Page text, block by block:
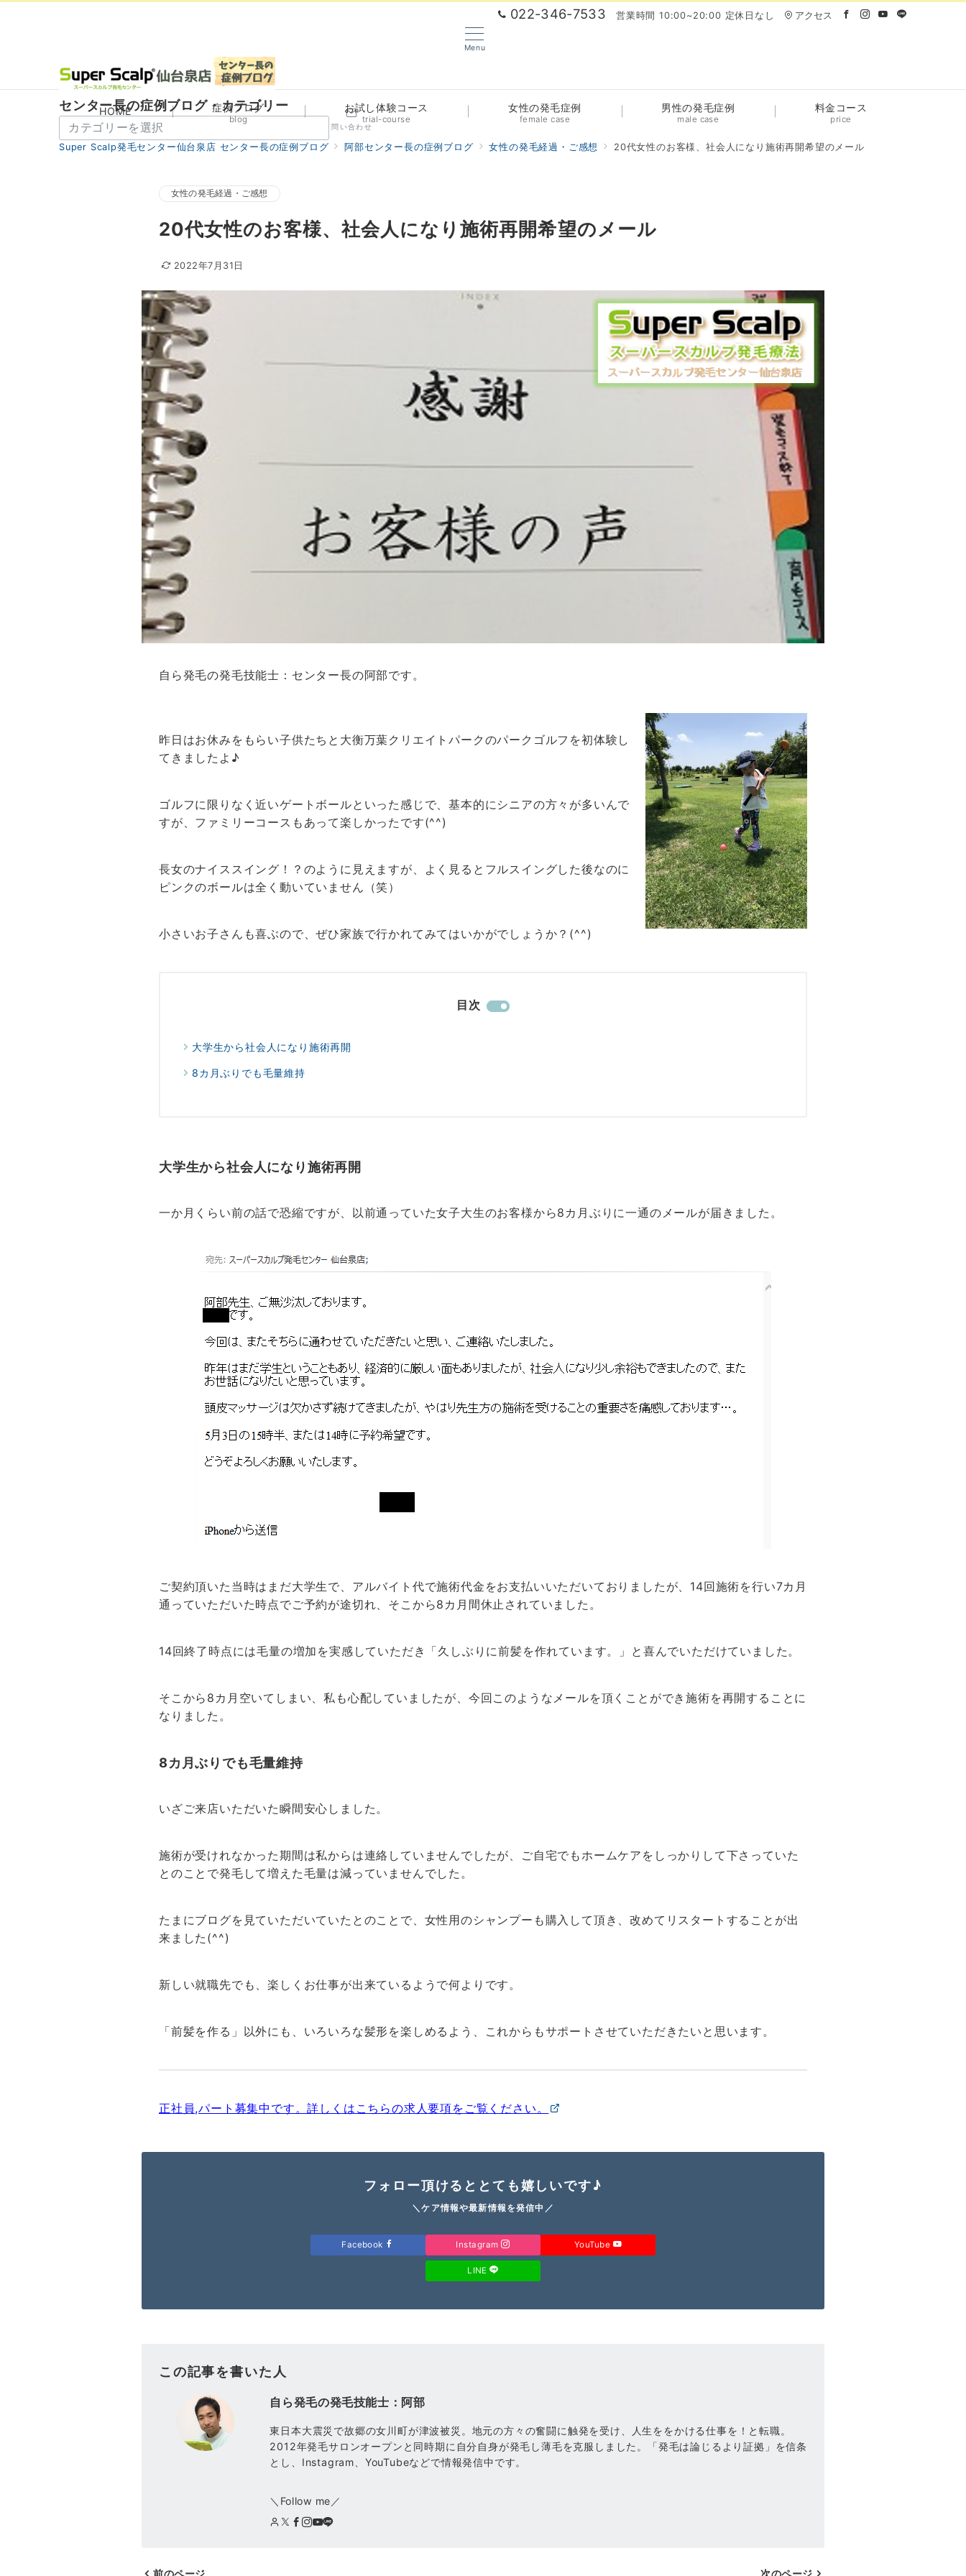
022-346-7533 営業時間 10:00~20:00 定休日なし アクセス
Menu
センター長の症例ブログ・カテゴリー
セ
ン
問い合わせ
HOME 症例ブログ
blog
お試し体験コース
trial-course
女性の発毛症例
female case
男性の発毛症例
male case
料金コース
price
Super Scalp発毛センター仙台泉店 センター長の症例ブログ 阿部センター長の症例ブログ 女性の発毛経過・ご感想 20代女性のお客様、社会人になり施術再開希望のメール
女性の発毛経過・ご感想
20代女性のお客様、社会人になり施術再開希望のメール
2022年7月31日
自ら発毛の発毛技能士：センター長の阿部です。
昨日はお休みをもらい子供たちと大衡万葉クリエイトパークのパークゴルフを初体験し
てきましたよ♪
ゴルフに限りなく近いゲートボールといった感じで、基本的にシニアの方々が多いんで
すが、ファミリーコースもあって楽しかったです(^^)
長女のナイススイング！？のように見えますが、よく見るとフルスイングした後なのに
ピンクのボールは全く動いていません（笑）
小さいお子さんも喜ぶので、ぜひ家族で行かれてみてはいかがでしょうか？(^^)
目次
大学生から社会人になり施術再開
8カ月ぶりでも毛量維持
大学生から社会人になり施術再開
一か月くらい前の話で恐縮ですが、以前通っていた女子大生のお客様から8カ月ぶりに一通のメールが届きました。
ご契約頂いた当時はまだ大学生で、アルバイト代で施術代金をお支払いいただいておりましたが、14回施術を行い7カ月
通っていただいた時点でご予約が途切れ、そこから8カ月間休止されていました。
14回終了時点には毛量の増加を実感していただき「久しぶりに前髪を作れています。」と喜んでいただけていました。
そこから8カ月空いてしまい、私も心配していましたが、今回このようなメールを頂くことができ施術を再開することに
なりました。
8カ月ぶりでも毛量維持
いざご来店いただいた瞬間安心しました。
施術が受けれなかった期間は私からは連絡していませんでしたが、ご自宅でもホームケアをしっかりして下さっていた
とのことで発毛して増えた毛量は減っていませんでした。
たまにブログを見ていただいていたとのことで、女性用のシャンプーも購入して頂き、改めてリスタートすることが出
来ました(^^)
新しい就職先でも、楽しくお仕事が出来ているようで何よりです。
「前髪を作る」以外にも、いろいろな髪形を楽しめるよう、これからもサポートさせていただきたいと思います。
正社員,パート募集中です。詳しくはこちらの求人要項をご覧ください。
フォロー頂けるととても嬉しいです♪
＼ケア情報や最新情報を発信中／
Facebook Instagram YouTube
LINE
この記事を書いた人
自ら発毛の発毛技能士：阿部
東日本大震災で故郷の女川町が津波被災。地元の方々の奮闘に触発を受け、人生ををかける仕事を！と転職。
2012年発毛サロンオープンと同時期に自分自身が発毛し薄毛を克服しました。「発毛は論じるより証拠」を信条
とし、Instagram、YouTubeなどで情報発信中です。
＼Follow me／
前のページ 次のページ